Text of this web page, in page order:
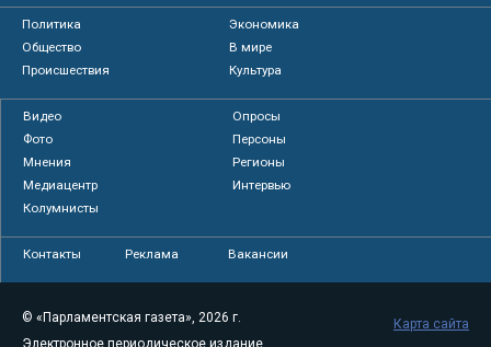
Политика
Экономика
Общество
В мире
Происшествия
Культура
Видео
Опросы
Фото
Персоны
Мнения
Регионы
Медиацентр
Интервью
Колумнисты
Контакты Реклама Вакансии
© «Парламентская газета», 2026 г.
Электронное периодическое издание
Карта сайта